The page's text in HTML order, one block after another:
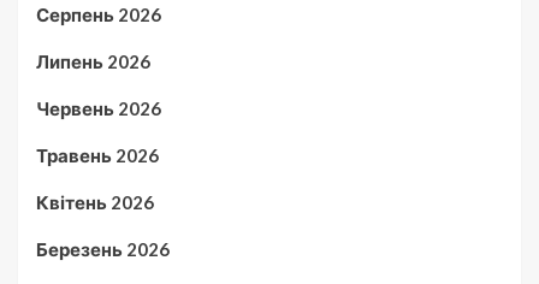
Серпень 2026
Липень 2026
Червень 2026
Травень 2026
Квітень 2026
Березень 2026